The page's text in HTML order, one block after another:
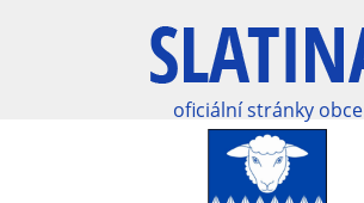
oficiální stránky obce